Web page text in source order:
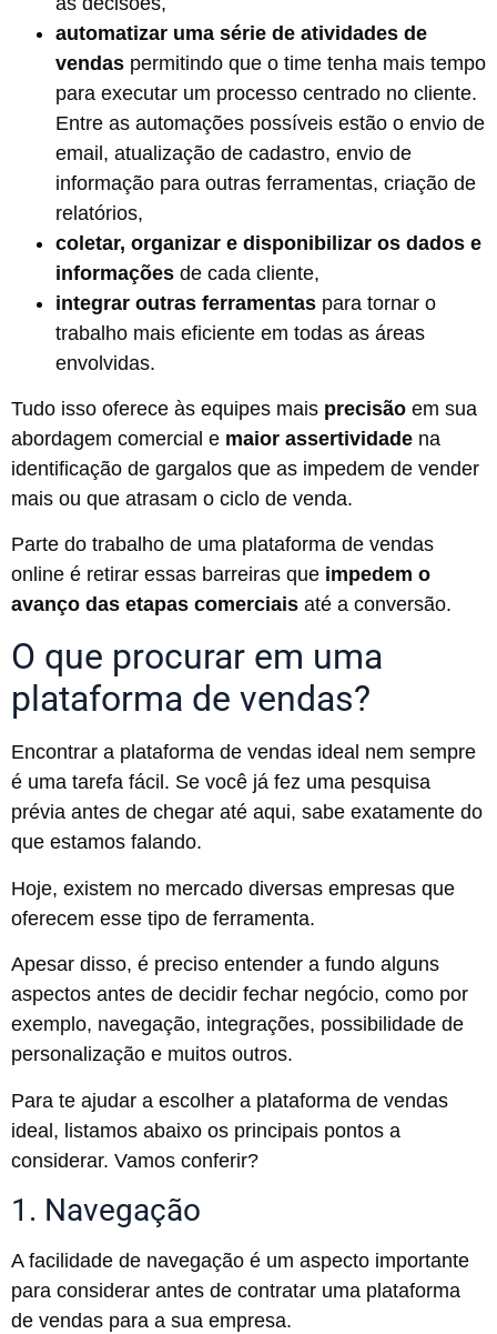
automatizar uma série de atividades de
vendas permitindo que o time tenha mais tempo
para executar um processo centrado no cliente.
Entre as automações possíveis estão o envio de
email, atualização de cadastro, envio de
informação para outras ferramentas, criação de
relatórios,
coletar, organizar e disponibilizar os dados e
informações de cada cliente,
integrar outras ferramentas para tornar o
trabalho mais eficiente em todas as áreas
envolvidas.
Tudo isso oferece às equipes mais precisão em sua
abordagem comercial e maior assertividade na
identificação de gargalos que as impedem de vender
mais ou que atrasam o ciclo de venda.
Parte do trabalho de uma plataforma de vendas
online é retirar essas barreiras que impedem o
avanço das etapas comerciais até a conversão.
O que procurar em uma
plataforma de vendas?
Encontrar a plataforma de vendas ideal nem sempre
é uma tarefa fácil. Se você já fez uma pesquisa
prévia antes de chegar até aqui, sabe exatamente do
que estamos falando.
Hoje, existem no mercado diversas empresas que
oferecem esse tipo de ferramenta.
Apesar disso, é preciso entender a fundo alguns
aspectos antes de decidir fechar negócio, como por
exemplo, navegação, integrações, possibilidade de
personalização e muitos outros.
Para te ajudar a escolher a plataforma de vendas
ideal, listamos abaixo os principais pontos a
considerar. Vamos conferir?
1. Navegação
A facilidade de navegação é um aspecto importante
para considerar antes de contratar uma plataforma
de vendas para a sua empresa.